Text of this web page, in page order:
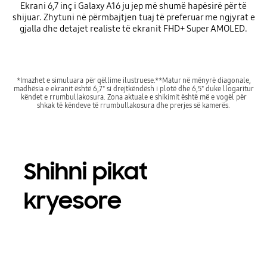
Ekrani 6,7 inç i Galaxy A16 ju jep më shumë hapësirë ​​për të
shijuar. Zhytuni në përmbajtjen tuaj të preferuar me ngjyrat e
gjalla dhe detajet realiste të ekranit FHD+ Super AMOLED.
*Imazhet e simuluara për qëllime ilustruese.**Matur në mënyrë diagonale,
madhësia e ekranit është 6,7" si drejtkëndësh i plotë dhe 6,5" duke llogaritur
këndet e rrumbullakosura. Zona aktuale e shikimit është më e vogël për
shkak të këndeve të rrumbullakosura dhe prerjes së kamerës.
Shihni pikat
kryesore